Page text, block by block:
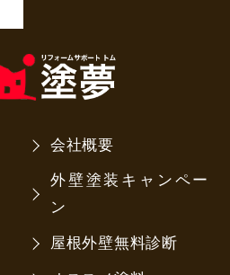
会社概要
外壁塗装キャンペー
ン
屋根外壁無料診断